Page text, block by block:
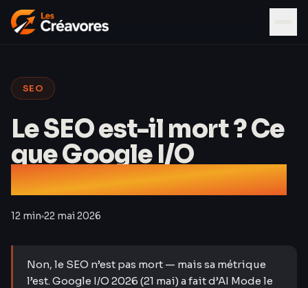
SEO
Le SEO est-il mort ? Ce
que Google I/O
2026 change vraiment
12 min 22 mai 2026
Non, le SEO n’est pas mort — mais sa métrique
l’est. Google I/O 2026 (21 mai) a fait d’AI Mode le